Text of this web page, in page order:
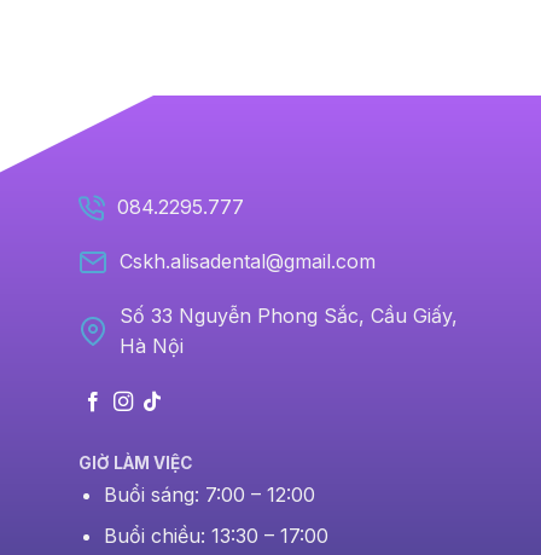
084.2295.777
Cskh.alisadental@gmail.com
Số 33 Nguyễn Phong Sắc, Cầu Giấy,
Hà Nội
GIỜ LÀM VIỆC
Buổi sáng: 7:00 – 12:00
Buổi chiều: 13:30 – 17:00